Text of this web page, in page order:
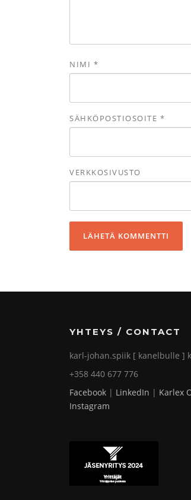
NIMI *
SÄHKÖPOSTIOSOITE *
VERKKOSIVUSTO
YHTEYS / CONTACT
karl-johan.spiik [ kanelbulle ]
+358 440 677 776
Facebook | LinkedIn | Karlex
Instagram